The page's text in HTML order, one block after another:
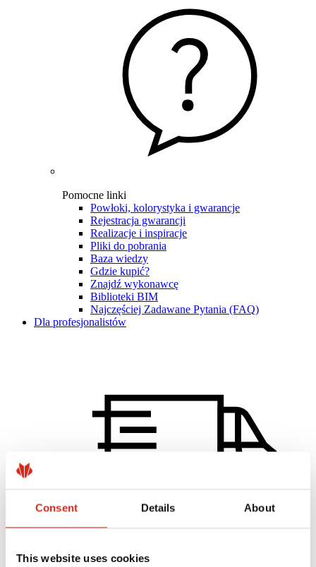
Consent Details About
This website uses cookies
Pomocne linki
Powłoki, kolorystyka i gwarancje
Rejestracja gwarancji
Realizacje i inspiracje
Pliki do pobrania
Baza wiedzy
Gdzie kupić?
Znajdź wykonawcę
Biblioteki BIM
Najczęściej Zadawane Pytania (FAQ)
Dla profesjonalistów
Dystrybutorzy